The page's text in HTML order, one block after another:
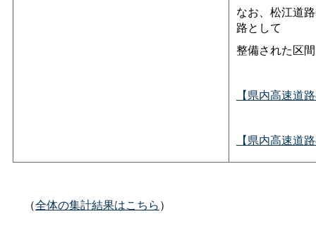
なお、松江道
路として
整備された区
【県内高速道
【県内高速道
（全体の集計結果はこちら）